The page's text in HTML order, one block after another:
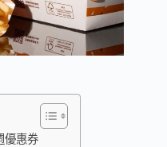
優惠券